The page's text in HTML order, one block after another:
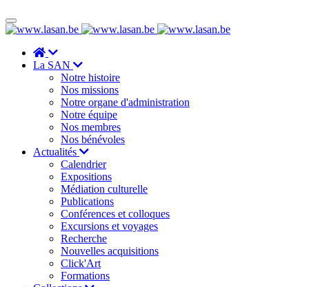
La SAN
Notre histoire
Nos missions
Notre organe d'administration
Notre équipe
Nos membres
Nos bénévoles
Actualités
Calendrier
Expositions
Médiation culturelle
Publications
Conférences et colloques
Excursions et voyages
Recherche
Nouvelles acquisitions
Click'Art
Formations